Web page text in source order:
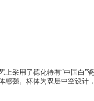
上采用了德化特有“中国白
感强。杯体为双层中空设